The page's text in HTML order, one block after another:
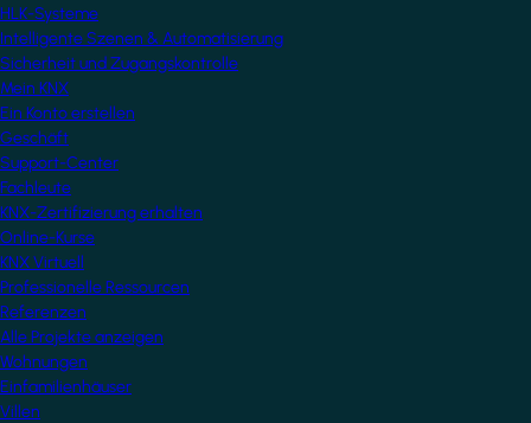
HLK-Systeme
Intelligente Szenen & Automatisierung
Sicherheit und Zugangskontrolle
Mein KNX
Ein Konto erstellen
Geschäft
Support-Center
Fachleute
KNX-Zertifizierung erhalten
Online-Kurse
KNX Virtuell
Professionelle Ressourcen
Referenzen
Alle Projekte anzeigen
Wohnungen
Einfamilienhäuser
Villen